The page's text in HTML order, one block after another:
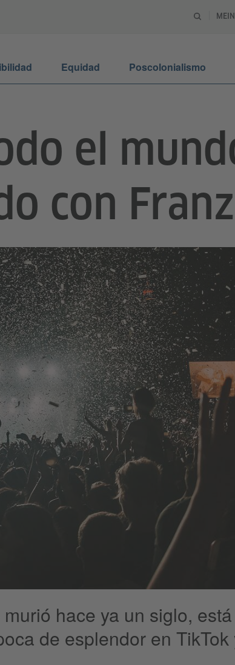
Equidad Poscolonialismo
el
con
hace ya un siglo, está
de esplendor en TikTok